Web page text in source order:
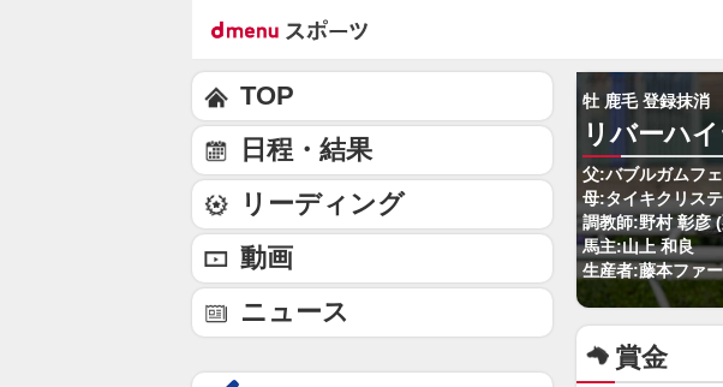
牡 鹿毛 登録抹消
リバーハ
父:バブルガムフ
母:タイキクリス
調教師:野村 彰彦
馬主:山上 和良
生産者:藤本ファ
賞金
TOP
日程・結果
リーディング
動画
ニュース